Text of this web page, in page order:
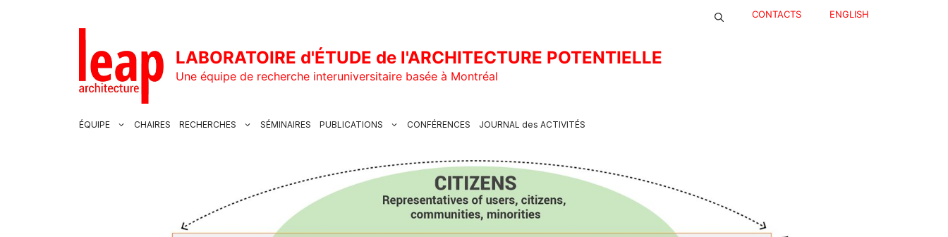
CONTACTS ENGLISH
LABORATOIRE d'ÉTUDE de l'ARCHITECTURE POTENTIELLE
Une équipe de recherche interuniversitaire basée à Montréal
ÉQUIPE CHAIRES RECHERCHES SÉMINAIRES PUBLICATIONS CONFÉRENCES JOURNAL des ACTIVITÉS